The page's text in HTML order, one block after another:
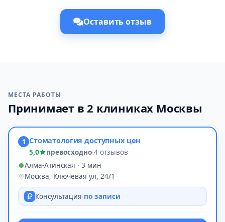
Оставить отзыв
МЕСТА РАБОТЫ
Принимает в 2 клиниках Москвы
1 Стоматология доступных цен
5,0 превосходно·4 отзывов
Алма-Атинская · 3 мин
Москва, Ключевая ул, 24/1
Консультация по записи